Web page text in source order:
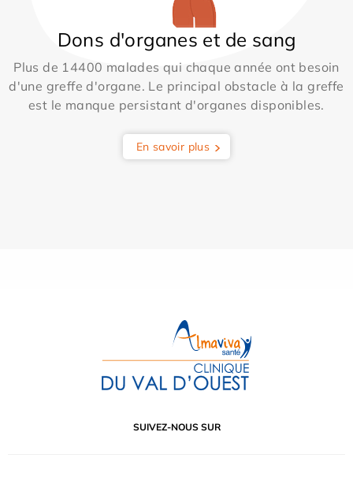
Dons d'organes et de sang
Plus de 14400 malades qui chaque année ont besoin
d'une greffe d'organe. Le principal obstacle à la greffe
est le manque persistant d'organes disponibles.
En savoir plus
SUIVEZ-NOUS SUR